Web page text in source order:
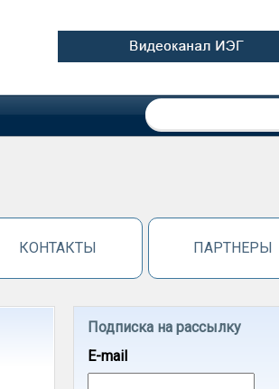
Форма поиска
Поиск
КОНТАКТЫ ПАРТНЕРЫ
Подписка на рассылку
E-mail